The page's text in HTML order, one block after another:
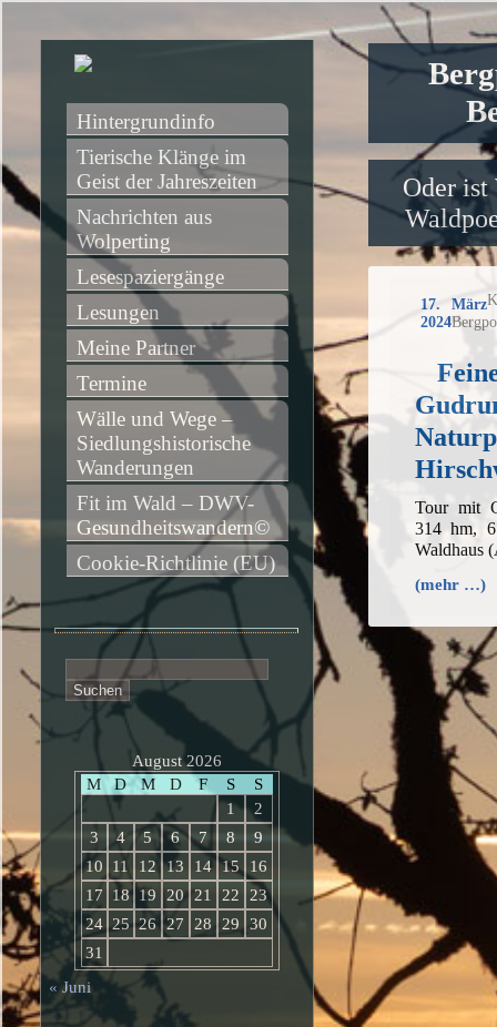
Oder ist
17. März
2024
Tour mit
314 hm,
Waldhaus
(mehr …)
Hintergrundinfo
Tierische Klänge im
Geist der Jahreszeiten
Nachrichten aus
Wolperting
Lesespaziergänge
Lesungen
Meine Partner
Termine
Wälle und Wege –
Siedlungshistorische
Wanderungen
Fit im Wald – DWV-
Gesundheitswandern©
Cookie-Richtlinie (EU)
nach:
August 2026
M
D M D F S
S
1
2
3
4 5 6 7 8
9
10
11 12 13 14 15
16
17
18 19 20 21 22
23
24 25 26 27 28 29
30
31
« Juni